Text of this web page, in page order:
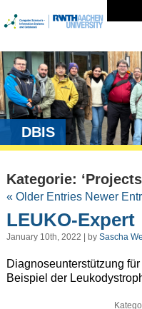
DBIS
Kategorie:
« Older Entries Newer
LEUKO-Expert
January 10th, 2022 | by Sascha
Diagnoseunterstützung
Beispiel der